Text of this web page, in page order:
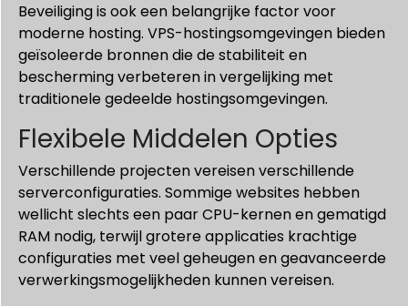
Beveiliging is ook een belangrijke factor voor
moderne hosting. VPS-hostingsomgevingen bieden
geïsoleerde bronnen die de stabiliteit en
bescherming verbeteren in vergelijking met
traditionele gedeelde hostingsomgevingen.
Flexibele Middelen Opties
Verschillende projecten vereisen verschillende
serverconfiguraties. Sommige websites hebben
wellicht slechts een paar CPU-kernen en gematigd
RAM nodig, terwijl grotere applicaties krachtige
configuraties met veel geheugen en geavanceerde
verwerkingsmogelijkheden kunnen vereisen.